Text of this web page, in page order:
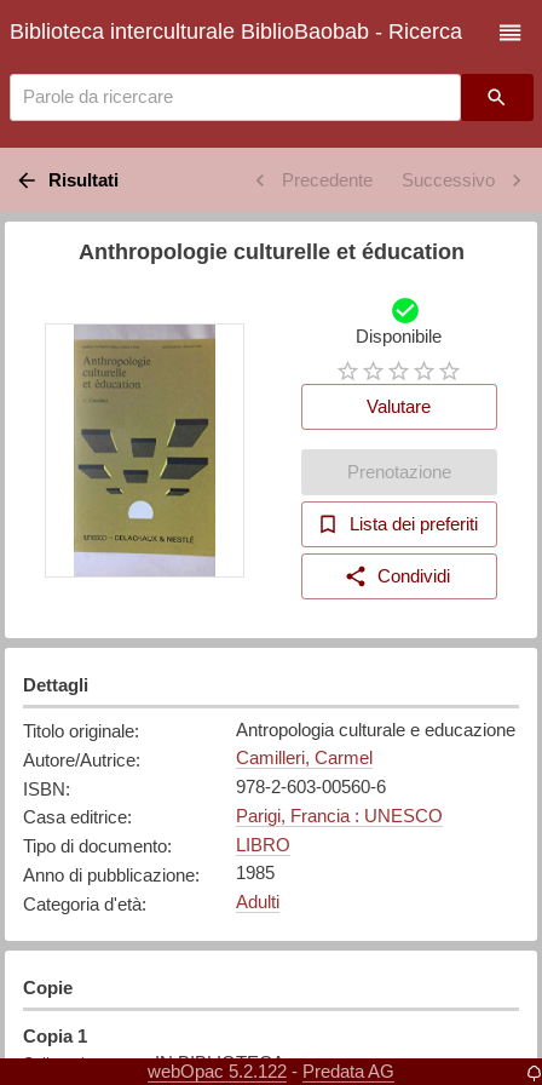
Biblioteca interculturale BiblioBaobab - Ricerca
Parole da ricercare
Risultati Precedente Successivo
Anthropologie culturelle et éducation
Disponibile
Valutare
Prenotazione
Lista dei preferiti
Condividi
Dettagli
Titolo originale:
Antropologia culturale e educazione
Autore/Autrice:
Camilleri, Carmel
ISBN:
978-2-603-00560-6
Casa editrice:
Parigi, Francia : UNESCO
Tipo di documento:
LIBRO
Anno di pubblicazione:
1985
Categoria d'età: Adulti
Copie
Copia 1
Collocazione: IN BIBLIOTECA
webOpac 5.2.122 - Predata AG